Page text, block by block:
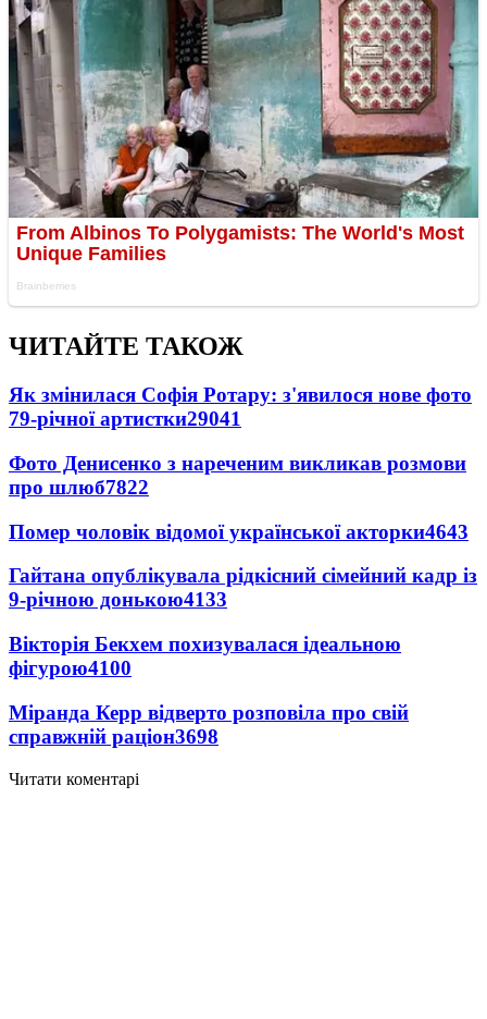
ЧИТАЙТЕ ТАКОЖ
Як змінилася Софія Ротару: з'явилося нове фото
79-річної артистки29041
Фото Денисенко з нареченим викликав розмови
про шлюб7822
Помер чоловік відомої української акторки4643
Гайтана опублікувала рідкісний сімейний кадр із
9-річною донькою4133
Вікторія Бекхем похизувалася ідеальною
фігурою4100
Міранда Керр відверто розповіла про свій
справжній раціон3698
Читати коментарі